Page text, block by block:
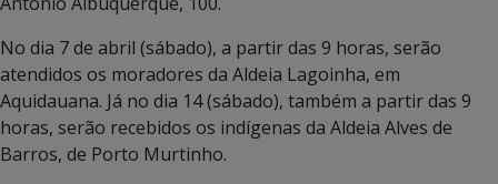
No dia 7 de abril (sábado), a partir das 9 horas, serão
atendidos os moradores da Aldeia Lagoinha, em
Aquidauana. Já no dia 14 (sábado), também a partir das 9
horas, serão recebidos os indígenas da Aldeia Alves de
Barros, de Porto Murtinho.